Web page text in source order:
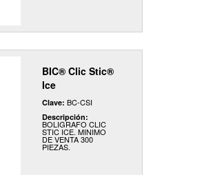
BIC® Clic Stic®
Ice
Clave: BC-CSI
Descripción:
BOLIGRAFO CLIC
STIC ICE. MINIMO
DE VENTA 300
PIEZAS.